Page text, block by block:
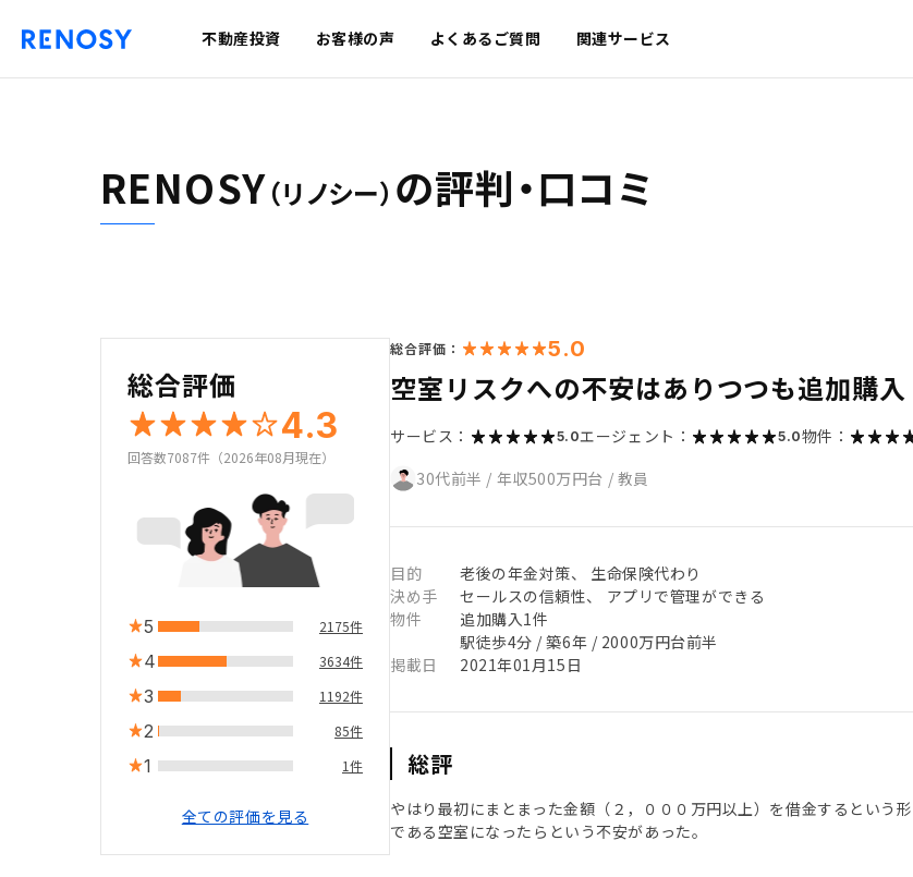
不動産投資 お客様の声 よくあるご質問 関連サービス
RENOSY（リノシー） の評判・口コミ
総合評価
4.3
回答数7087件（2026年08月現在）
5 2175件
4 3634件
3 1192件
2 85件
1 1件
全ての評価を見る
総合評価： 5.0
空室リスクへの不安はありつつも追加購入
サービス： 5.0エージェント： 5.0物件：
30代前半 / 年収500万円台 / 教員
目的
老後の年金対策、 生命保険代わり
決め手
セールスの信頼性、 アプリで管理ができる
物件
追加購入1件
駅徒歩4分 / 築6年 / 2000万円台前半
掲載日
2021年01月15日
総評
やはり最初にまとまった金額（２，０００万円以上）を借金するという
である空室になったらという不安があった。